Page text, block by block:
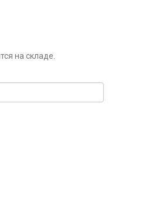
на складе.